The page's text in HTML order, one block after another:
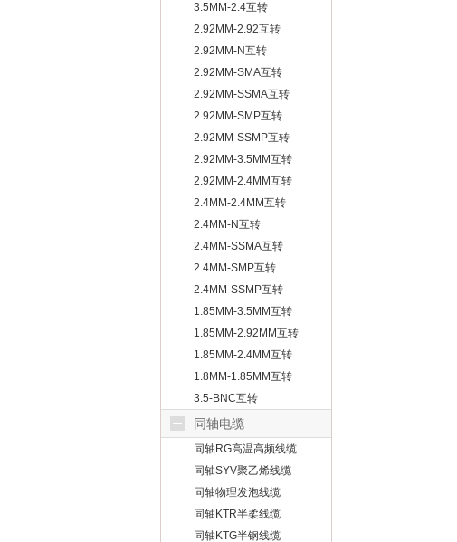
3.5MM-2.4互转
2.92MM-2.92互转
2.92MM-N互转
2.92MM-SMA互转
2.92MM-SSMA互转
2.92MM-SMP互转
2.92MM-SSMP互转
2.92MM-3.5MM互转
2.92MM-2.4MM互转
2.4MM-2.4MM互转
2.4MM-N互转
2.4MM-SSMA互转
2.4MM-SMP互转
2.4MM-SSMP互转
1.85MM-3.5MM互转
1.85MM-2.92MM互转
1.85MM-2.4MM互转
1.8MM-1.85MM互转
3.5-BNC互转
同轴电缆
同轴RG高温高频线缆
同轴SYV聚乙烯线缆
同轴物理发泡线缆
同轴KTR半柔线缆
同轴KTG半钢线缆